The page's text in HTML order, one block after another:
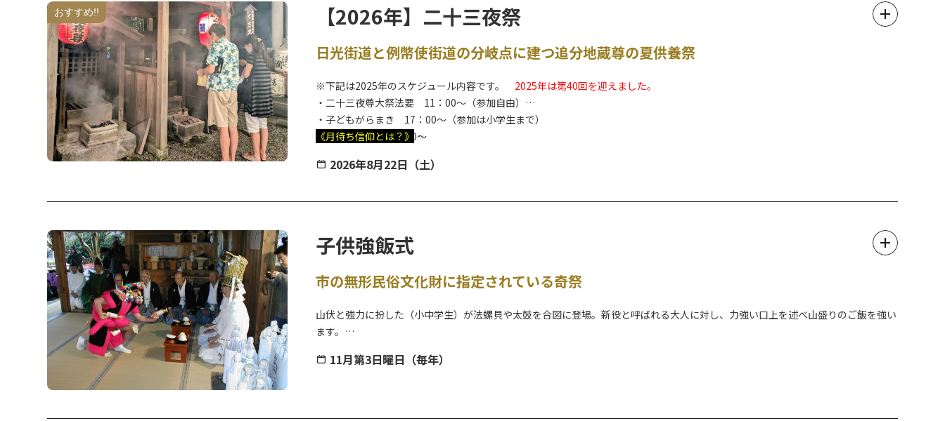
三佛堂も案内付で拝観いただけます。歴史解説など、なるほど！と学びも多い体験です。
▼当日の流れ
おすすめ!! 【2026年】二十三夜祭
日光街道と例幣使街道の分岐点に建つ追分地蔵尊の夏供養祭
※下記は2025年のスケジュール内容です。 2025年は第40回を迎えました。
・二十三夜尊大祭法要 11：00～（参加自由）
・子どもがらまき 17：00～（参加は小学生まで）
・バンド演奏 17：30～
17：30～）
二十三夜祭（にじゅうさんやさい）は、追分地蔵尊境内に祀られている「二十三夜尊」のお祭りです。
「おさんやさま（さん）」として地元で親しまれ、昔から《月待ち信仰》のお祭りとして例年8月23日（年により変動あり）に、安
地元自治会の主催のもと、抽選会やバンド演奏等の各種企画もお楽しみいただけます。
《月待ち信仰とは？》
るとか、お地蔵様の縁日にあたる24日の前夜だから、ともいわれています。
2026年8月22日（土）
子供強飯式
市の無形民俗文化財に指定されている奇祭
山伏と強力に扮した（小中学生）が法螺貝や太鼓を合図に登場。新役と呼ばれる大人に対し、力強い口上を述べ山盛りのご飯を強い
ます。
せます。そして「春駒式」では氏子二人が竹馬に跨り、拝殿内を駆け廻る神事が執り行われます。
※注意※
11月第3日曜日（毎年）